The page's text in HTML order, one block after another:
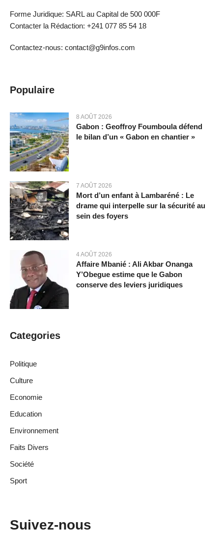
Forme Juridique: SARL au Capital de 500 000F
Contacter la Rédaction: +241 077 85 54 18
Contactez-nous: contact@g9infos.com
Populaire
8 AOÛT 2026
Gabon : Geoffroy Foumboula défend
le bilan d’un « Gabon en chantier »
7 AOÛT 2026
Mort d’un enfant à Lambaréné : Le
drame qui interpelle sur la sécurité au
sein des foyers
4 AOÛT 2026
Affaire Mbanié : Ali Akbar Onanga
Y’Obegue estime que le Gabon
conserve des leviers juridiques
Categories
Politique
Culture
Economie
Education
Environnement
Faits Divers
Société
Sport
Suivez-nous